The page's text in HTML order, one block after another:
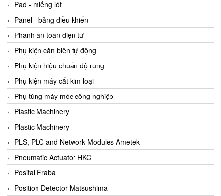
BEKO
Belimo
Benetech Vietnam
Bently Nevada
Bentone Vietnam
Bernstein Vietnam
Berthold
Bestech
Bestech
BETA
Bifold
Bihl+wiedemann
Bihl+wiedemann
Pad - miếng lót
Panel - bảng điều khiển
Phanh an toàn điện từ
Phụ kiện căn biên tự động
Phụ kiện hiệu chuẩn độ rung
Phụ kiện máy cắt kim loại
Phụ tùng máy móc công nghiệp
Plastic Machinery
Plastic Machinery
PLS, PLC and Network Modules Ametek
Pneumatic Actuator HKC
Posital Fraba
Position Detector Matsushima